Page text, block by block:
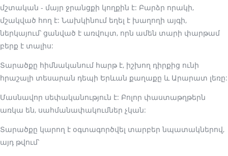
մշտական - մայր ջրանցքի կողքին է: Բարձր որակի,
մշակված հող է: Նախկինում եղել է խաղողի այգի,
ներկայում՝ ցանված է առվույտ, որն ամեն տարի փարթամ
բերք է տալիս:
Տարածքը հիմնականում հարթ է, իշխող դիրքից ունի
հրաշալի տեսարան դեպի Երևան քաղաքը և Արարատ լեռը:
Մասնավոր սեփականություն է: Բոլոր փաստաթղթերն
առկա են, սահմանափակումներ չկան:
Տարածքը կարող է օգտագործվել տարբեր նպատակներով,
այդ թվում՝